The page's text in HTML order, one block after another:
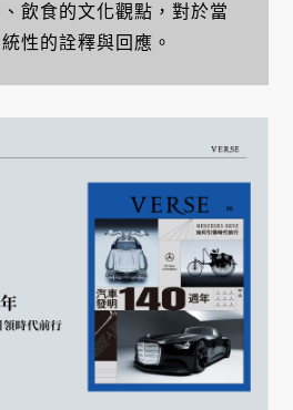
飲食的文化觀點，對於當
性的詮釋與回應。